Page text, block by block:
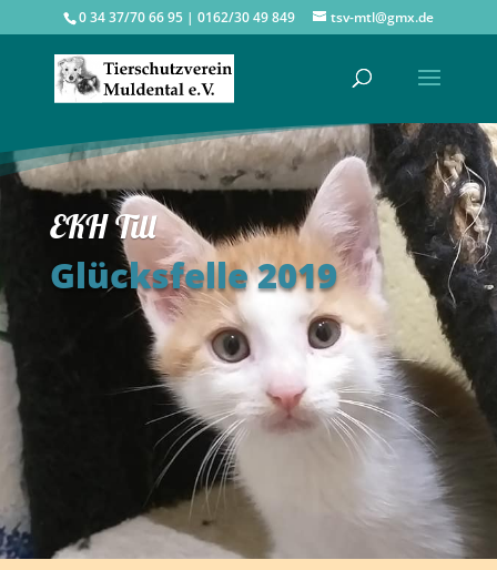
0 34 37/70 66 95 | 0162/30 49 849 tsv-mtl@gmx.de
EKH Till
Glücksfelle 2019